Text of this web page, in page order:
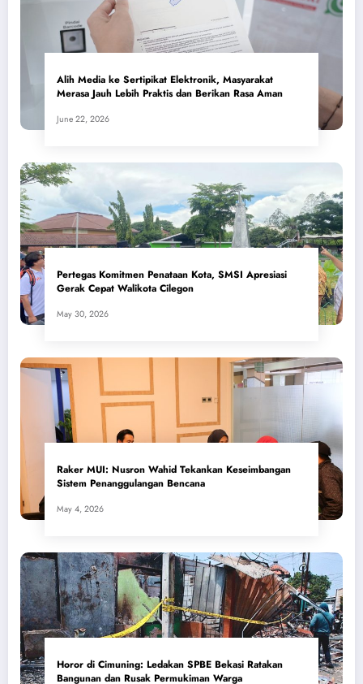
Alih Media ke Sertipikat Elektronik, Masyarakat
Merasa Jauh Lebih Praktis dan Berikan Rasa Aman
June 22, 2026
Pertegas Komitmen Penataan Kota, SMSI Apresiasi
Gerak Cepat Walikota Cilegon
May 30, 2026
​Raker MUI: Nusron Wahid Tekankan Keseimbangan
Sistem Penanggulangan Bencana
May 4, 2026
Horor di Cimuning: Ledakan SPBE Bekasi Ratakan
Bangunan dan Rusak Permukiman Warga